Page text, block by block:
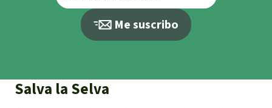
Me suscribo
Salva la Selva